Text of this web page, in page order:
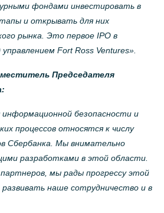
фондами инвестировать в
и открывать для них
рынка. Это первое IPO в
Fort Ross Ventures».
Председателя
информационной безопасности и
процессов относятся к числу
Сбербанка. Мы внимательно
разработками в этой области.
мы рады прогрессу этой
наше сотрудничество и в